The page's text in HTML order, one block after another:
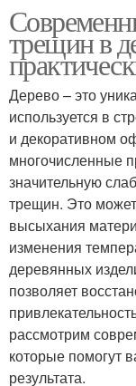
трещин в
Дерево – это
используется в
и декоративном
многочисленные
значительную
трещин. Это может
высыхания
изменения
деревянных
позволяет
рассмотрим
которые помогут
результата.